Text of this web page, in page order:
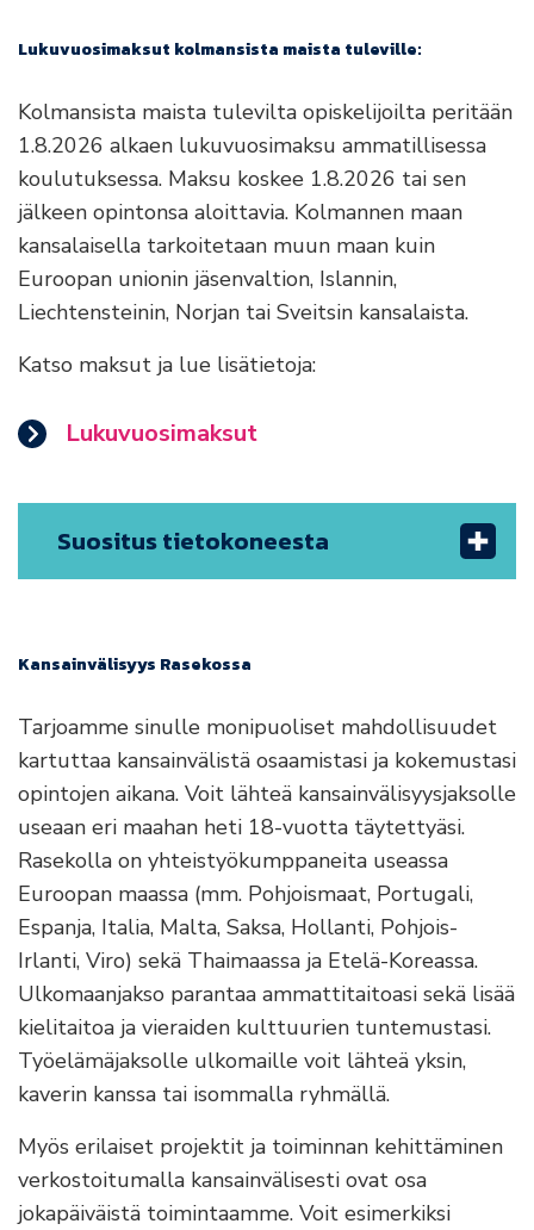
Lukuvuosimaksut kolmansista maista tuleville:
Kolmansista maista tulevilta opiskelijoilta peritään
1.8.2026 alkaen lukuvuosimaksu ammatillisessa
koulutuksessa. Maksu koskee 1.8.2026 tai sen
jälkeen opintonsa aloittavia. Kolmannen maan
kansalaisella tarkoitetaan muun maan kuin
Euroopan unionin jäsenvaltion, Islannin,
Liechtensteinin, Norjan tai Sveitsin kansalaista.
Katso maksut ja lue lisätietoja:
Lukuvuosimaksut
Suositus tietokoneesta
Kansainvälisyys Rasekossa
Tarjoamme sinulle monipuoliset mahdollisuudet
kartuttaa kansainvälistä osaamistasi ja kokemustasi
opintojen aikana. Voit lähteä kansainvälisyysjaksolle
useaan eri maahan heti 18-vuotta täytettyäsi.
Rasekolla on yhteistyökumppaneita useassa
Euroopan maassa (mm. Pohjoismaat, Portugali,
Espanja, Italia, Malta, Saksa, Hollanti, Pohjois-
Irlanti, Viro) sekä Thaimaassa ja Etelä-Koreassa.
Ulkomaanjakso parantaa ammattitaitoasi sekä lisää
kielitaitoa ja vieraiden kulttuurien tuntemustasi.
Työelämäjaksolle ulkomaille voit lähteä yksin,
kaverin kanssa tai isommalla ryhmällä.
Myös erilaiset projektit ja toiminnan kehittäminen
verkostoitumalla kansainvälisesti ovat osa
jokapäiväistä toimintaamme. Voit esimerkiksi